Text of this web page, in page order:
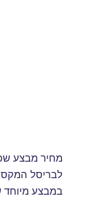
מחיר מבצע
לבריסל
במבצע מיוחד של $389